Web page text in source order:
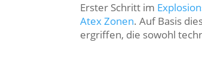
Erster Schritt im
Atex Zonen. Auf Basis
ergriffen, die sowohl